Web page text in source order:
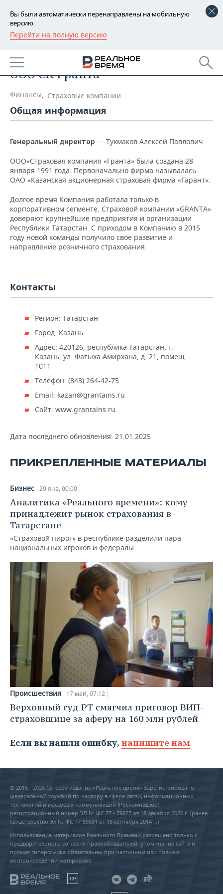
Вы были автоматически перенаправлены на мобильную
версию.
Перейти на полную версию
РЕГИОНЫ
БАШКОРТОСТАН
ТАТАРСТАН
УДМУРТИЯ
НОВОСТИ
НОВОСТИ АНАЛИТИКИ
ВУЗЫ ТАТАРСТАНА
КОМУ ПРИНАДЛЕЖАТ
ТОРГОВЫЕ ЦЕНТРЫ
ТАТАРСТАНА
ЭКОНОМИКА
БАНКИ
БЮДЖЕТ
ИНВЕСТИЦИИ
ПРОМЫШЛЕННОСТИ
АГРОПРОМ
МАШИНОСТРОЕНИЕ
НЕФТЕХИМИЯ
НЕФТЬ
ЭНЕРГЕТИКА
НОВОСТИ НЕДВИЖИМОСТИ
АВТО
НОВОСТИ АВТО
БИЗНЕС
НОВОСТИ БИЗНЕСА
РОЗНИЧНАЯ ТОРГОВЛЯ
УСЛУГИ
ТЕХНОЛОГИИ
НОВОСТИ ТЕХНОЛОГИЙ
МЕДИА
МЕРОПРИЯТИЯ
ВЫЕЗДНАЯ РЕДАКЦИЯ
ONLINE-КОНФЕРЕНЦИИ
ОТКРЫТАЯ ЛЕКЦИЯ
НОВОСТИ СПОРТА
ХОККЕЙ
БАСКЕТБОЛ
ВОЛЕЙБОЛ
ОБЩЕСТВО
ВЛАСТЬ
ИНФРАСТРУКТУРА
ИСТОРИЯ
СЮЖЕТЫ
СПРАВОЧНИК
СПИСОК ПЕРСОН
ПОЛНАЯ ВЕРСИЯ
ООО СК Гранта
Финансы, Страховые компании
Общая информация
Генеральный директор — Тукмаков Алексей Павлович.
ООО«Страховая компания «Гранта» была создана 28
января 1991 года. Первоначально фирма называлась
ОАО «Казанская акционерная страховая фирма «Гарант».
Долгое время Компания работала только в
корпоративном сегменте. Страховой компании «GRANTA»
доверяют крупнейшие предприятия и организации
Республики Татарстан. С приходом в Компанию в 2015
году новой команды получило свое развитие и
направление розничного страхования.
Контакты
Регион: Татарстан
Город: Казань
Адрес: 420126, республика Татарстан, г.
Казань, ул. Фатыха Амирхана, д. 21, помещ.
1011
Телефон: (843) 264-42-75
Email: kazan@grantains.ru
Сайт: www.grantains.ru
Дата последнего обновления: 21.01.2025
ПРИКРЕПЛЕННЫЕ МАТЕРИАЛЫ
Бизнес 29 янв, 00:00
Аналитика «Реального времени»: кому
принадлежит рынок страхования в
Татарстане
«Страховой пирог» в республике разделили пара
национальных игроков и федералы
Происшествия 17 май, 07:12
Верховный суд РТ смягчил приговор ВИП-
страховщице за аферу на 160 млн рублей
Если вы нашли ошибку, напишите нам
© 2015 - 2026 Сетевое издание «Реальное время» Зарегистрировано
Федеральной службой по надзору в сфере связи, информационных
технологий и массовых коммуникаций (Роскомнадзор) –
регистрационный номер ЭЛ № ФС 77 - 79627 от 18 декабря 2020 г. (ранее
свидетельство Эл № ФС 77-59331 от 18 сентября 2014 г.)
Использование материалов Реального Времени разрешено только с
предварительного согласия правообладателей, упоминание сайта и
прямая гиперссылка обязательны при частичном или полном
воспроизведении материалов.
18+